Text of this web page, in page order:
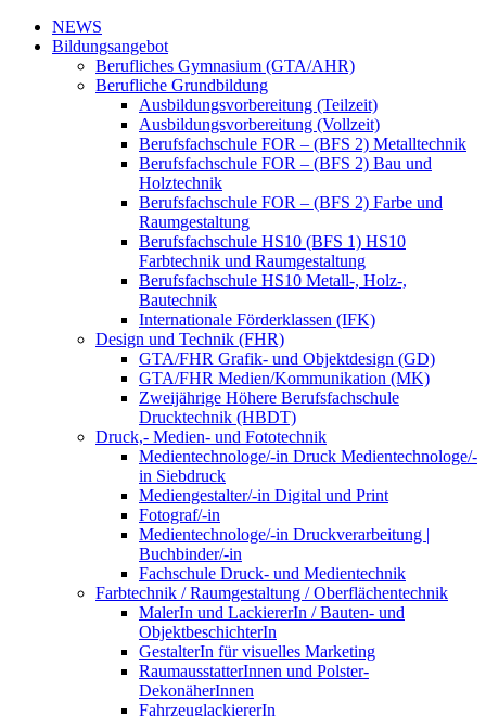
NEWS
Bildungsangebot
Berufliches Gymnasium (GTA/AHR)
Berufliche Grundbildung
Ausbildungsvorbereitung (Teilzeit)
Ausbildungsvorbereitung (Vollzeit)
Berufsfachschule FOR – (BFS 2) Metalltechnik
Berufsfachschule FOR – (BFS 2) Bau und
Holztechnik
Berufsfachschule FOR – (BFS 2) Farbe und
Raumgestaltung
Berufsfachschule HS10 (BFS 1) HS10
Farbtechnik und Raumgestaltung
Berufsfachschule HS10 Metall-, Holz-,
Bautechnik
Internationale Förderklassen (IFK)
Design und Technik (FHR)
GTA/FHR Grafik- und Objektdesign (GD)
GTA/FHR Medien/Kommunikation (MK)
Zweijährige Höhere Berufsfachschule
Drucktechnik (HBDT)
Druck,- Medien- und Fototechnik
Medientechnologe/-in Druck Medientechnologe/-
in Siebdruck
Mediengestalter/-in Digital und Print
Fotograf/-in
Medientechnologe/-in Druckverarbeitung |
Buchbinder/-in
Fachschule Druck- und Medientechnik
Farbtechnik / Raumgestaltung / Oberflächentechnik
MalerIn und LackiererIn / Bauten- und
ObjektbeschichterIn
GestalterIn für visuelles Marketing
RaumausstatterInnen und Polster-
DekonäherInnen
FahrzeuglackiererIn